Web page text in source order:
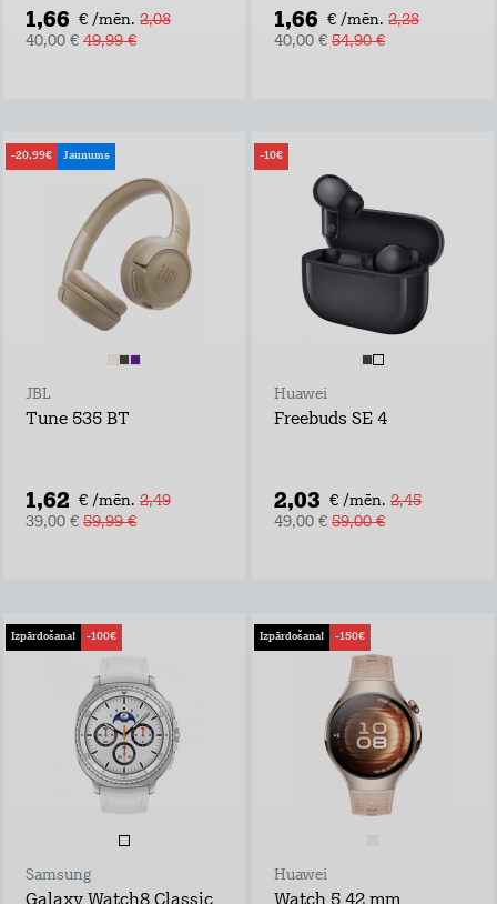
1,66 € /mēn. 2,08
40,00 € 49,99 €
1,66 € /mēn. 2,28
40,00 € 54,90 €
-20,99€ Jaunums
JBL
Tune 535 BT
1,62 € /mēn. 2,49
39,00 € 59,99 €
-10€
Huawei
Freebuds SE 4
2,03 € /mēn. 2,45
49,00 € 59,00 €
Izpārdošana! -100€
Samsung
Izpārdošana! -150€
Huawei